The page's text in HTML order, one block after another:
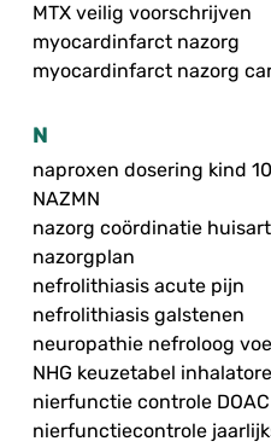
MTX veilig voorschrijven
myocardinfarct nazorg
myocardinfarct nazorg
N
naproxen dosering kind
NAZMN
nazorg coördinatie
nazorgplan
nefrolithiasis acute pijn
nefrolithiasis galstenen
neuropathie nefroloog
NHG keuzetabel
nierfunctie controle DOAC
nierfunctiecontrole